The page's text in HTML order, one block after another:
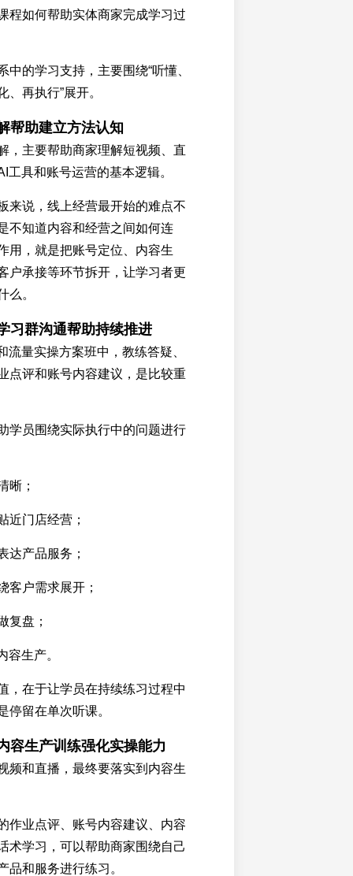
程如何帮助实体商家完成学习过
中的学习支持，主要围绕“听懂、
再执行”展开。
帮助建立方法认知
，主要帮助商家理解短视频、直
工具和账号运营的基本逻辑。
来说，线上经营最开始的难点不
不知道内容和经营之间如何连
用，就是把账号定位、内容生
户承接等环节拆开，让学习者更
么。
习群沟通帮助持续推进
流量实操方案班中，教练答疑、
点评和账号内容建议，是比较重
学员围绕实际执行中的问题进行
晰；
近门店经营；
达产品服务；
客户需求展开；
复盘；
容生产。
，在于让学员在持续练习过程中
停留在单次听课。
容生产训练强化实操能力
频和直播，最终要落实到内容生
作业点评、账号内容建议、内容
术学习，可以帮助商家围绕自己
品和服务进行练习。